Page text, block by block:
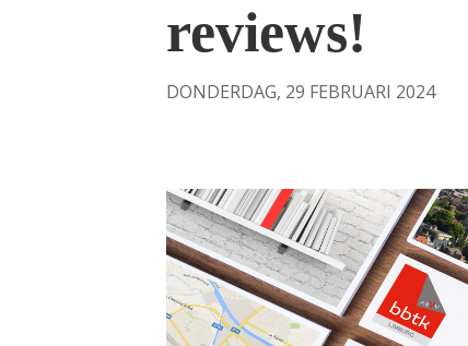
reviews!
DONDERDAG, 29 FEBRUARI 2024